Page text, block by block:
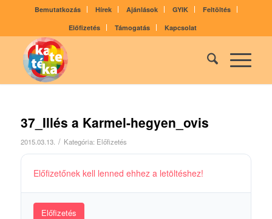
Bemutatkozás Hírek Ajánlások GYIK
Feltöltés
Előfizetés
Támogatás Kapcsolat
37_Illés a Karmel-hegyen_ovis
2015.03.13. / Kategória: Előfizetés
Előfizetőnek kell lenned ehhez a letöltéshez!
Előfizetés